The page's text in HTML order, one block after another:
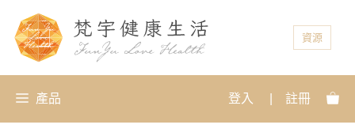
資源
產品 登入 註冊